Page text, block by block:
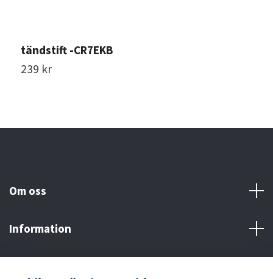
tändstift -CR7EKB
239 kr
Om oss
Information